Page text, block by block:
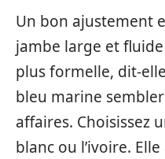
Un bon ajustement
jambe large et
plus formelle, dit-
bleu marine
affaires. Choisissez
blanc ou l’ivoire.